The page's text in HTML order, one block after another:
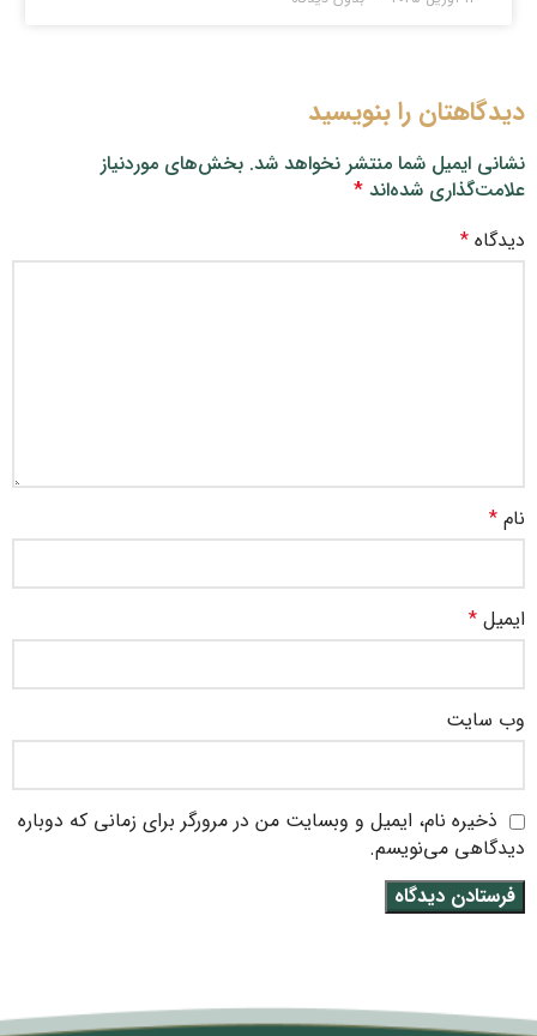
دیدگاهتان را بنویسید
نشانی ایمیل شما منتشر نخواهد شد. بخش‌های موردنیاز
علامت‌گذاری شده‌اند *
دیدگاه *
نام *
ایمیل *
وب‌ سایت
ذخیره نام، ایمیل و وبسایت من در مرورگر برای زمانی که دوباره
دیدگاهی می‌نویسم.